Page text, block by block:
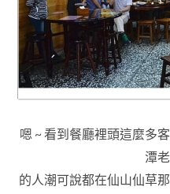
嗯 ~ 看到餐廳裡頭這麼多
潭
的人潮可說都在仙山仙草